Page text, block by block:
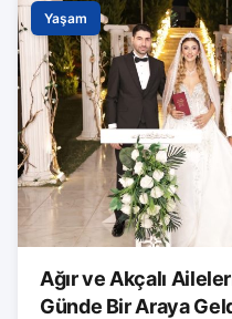
Yaşam
Ağır ve Akçalı
Günde Bir Araya